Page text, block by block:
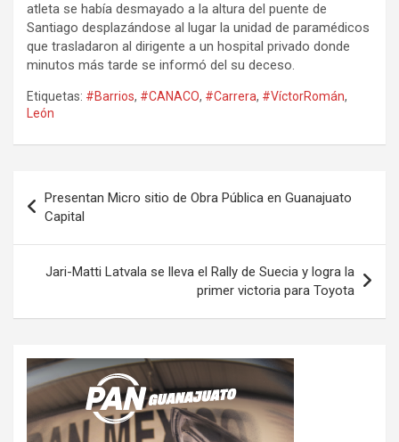
atleta se había desmayado a la altura del puente de
Santiago desplazándose al lugar la unidad de paramédicos
que trasladaron al dirigente a un hospital privado donde
minutos más tarde se informó del su deceso.
Etiquetas: #Barrios, #CANACO, #Carrera, #VíctorRomán,
León
de
entradas
Presentan Micro sitio de Obra Pública en Guanajuato
Capital
Jari-Matti Latvala se lleva el Rally de Suecia y logra la
primer victoria para Toyota